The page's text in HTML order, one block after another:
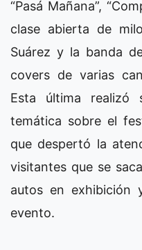
“Pasá Mañana”,
clase abierta de
Suárez y la banda
covers de varias
Esta última realizó
temática sobre el
que despertó la
visitantes que se
autos en exhibición
evento.